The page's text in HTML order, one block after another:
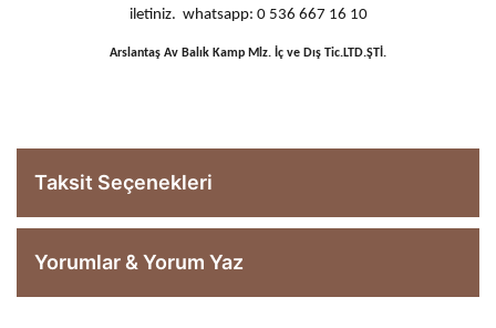
iletiniz. whatsapp: 0 536 667 16 10
Arslantaş Av Balık Kamp Mlz. İç ve Dış Tic.LTD.ŞTİ.
Taksit Seçenekleri
Yorumlar & Yorum Yaz